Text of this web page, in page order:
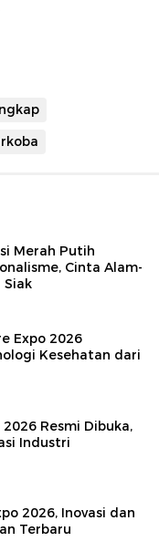
Merah Putih
Cinta Alam-
Siak
Expo 2026
Kesehatan dari
2026 Resmi Dibuka,
Industri
2026, Inovasi dan
Terbaru